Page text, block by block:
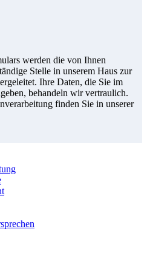
werden die von Ihnen
Stelle in unserem Haus zur
Ihre Daten, die Sie im
behandeln wir vertraulich.
finden Sie in unserer